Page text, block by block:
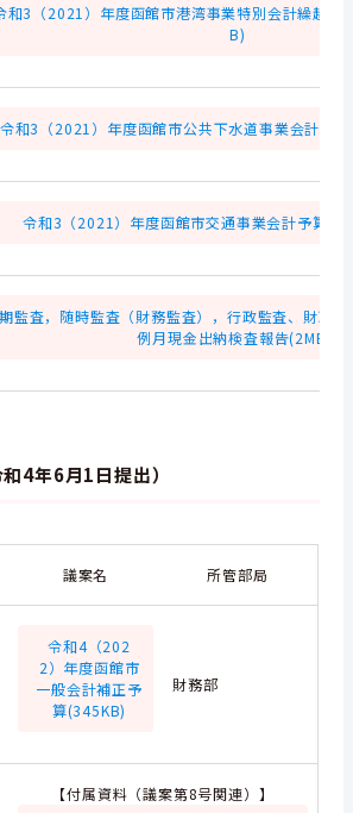
和3（2021）年度函館市港湾事業特別会計繰越明
B)
令和3（2021）年度函館市公共下水道事業会計予
令和3（2021）年度函館市交通事業会計予算繰
監査，随時監査（財務監査），行政監査、財政
例月現金出納検査報告(2MB)
4年6月1日提出）
議案名 所管部局
令和4（202
2）年度函館市
一般会計補正予
算(345KB)
財務部
【付属資料（議案第8号関連）】